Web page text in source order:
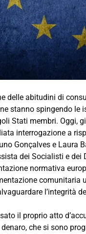
delle abitudini di
stanno spingendo le
Stati membri. Oggi,
interrogazione a
Gonçalves e Laura
dei Socialisti e
normativa
l’integrità
il proprio atto
che si sono